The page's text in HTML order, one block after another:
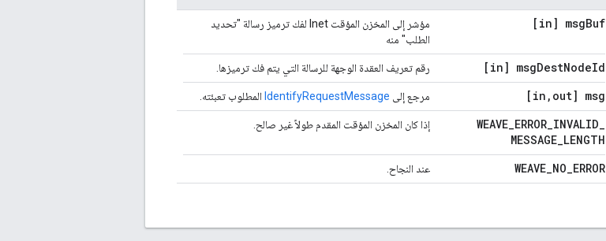
[in] msgBuf
مؤشر إلى المخزن المؤقت Inet لفك ترميز رسالة "تحديد
الطلب" منه
[in] msgDestNodeId رقم تعريف العقدة الوجهة للرسالة التي يتم فك ترميزها.
[in , out] msg مرجع إلى IdentifyRequestMessage المطلوب تعبئته.
WEAVE_ERROR_INVALID_
MESSAGE_LENGTH
إذا كان المخزن المؤقت المقدم طولاً غير صالح.
WEAVE_NO_ERROR عند النجاح.